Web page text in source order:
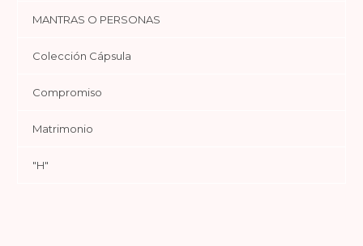
MANTRAS O PERSONAS
Colección Cápsula
Compromiso
Matrimonio
"H"